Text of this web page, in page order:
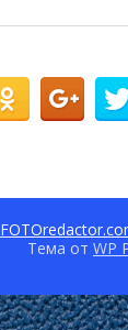
Тема от WP